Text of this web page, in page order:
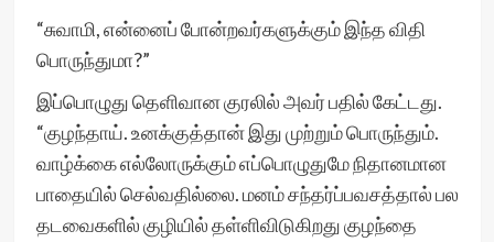
“சுவாமி, என்னைப் போன்றவர்களுக்கும் இந்த விதி
பொருந்துமா?”
இப்பொழுது தெளிவான குரலில் அவர் பதில் கேட்டது.
“குழந்தாய். உனக்குத்தான் இது முற்றும் பொருந்தும்.
வாழ்க்கை எல்லோருக்கும் எப்பொழுதுமே நிதானமான
பாதையில் செல்வதில்லை. மனம் சந்தர்ப்பவசத்தால் பல
தடவைகளில் குழியில் தள்ளிவிடுகிறது குழந்தை